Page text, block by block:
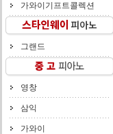
가와이기프트콜렉션
그랜드
영창
삼익
가와이